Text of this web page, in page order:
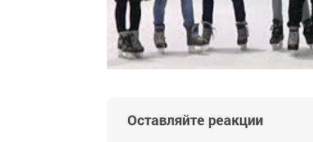
Оставляйте реакции